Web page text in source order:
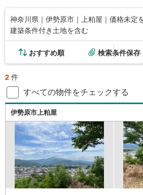
神奈川県｜伊勢原市｜上粕屋｜価格未定
建築条件付き土地を含む
おすすめ順 検索条件保存
2 件
すべての物件をチェックする
伊勢原市上粕屋